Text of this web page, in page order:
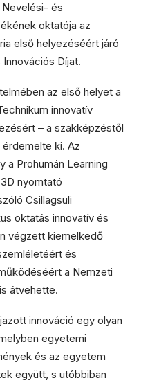
és
oktatója az
első helyezéséért járó
Díjat.
az első helyet a
innovatív
– a szakképzéstől
ki. Az
a Prohumán Learning
nyomtató
Csillagsuli
oktatás innovatív és
végzett kiemelkedő
és
a Nemzeti
átvehette.
innováció egy olyan
egyetemi
és az egyetem
együtt, s utóbbiban